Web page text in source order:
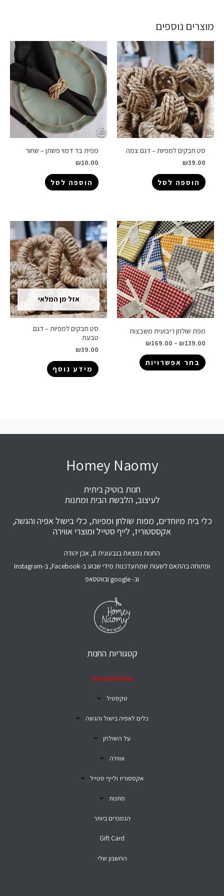
מוצרים נוספים
סט חבקים למפיות – דגם צמה
₪39.00
הוספה לסל
מפית בד דמוי פשתן – שחור
₪10.00
הוספה לסל
מפת שולחן ריבועית משבצות
₪139.00
–
₪169.00
בחר אפשרויות
אזל מן המלאי
סט חבקים למפיות – דגם
טבעת
₪39.00
מידע נוסף
Homey Naomy
חנות בוטיק ביתית
לעיצוב, הלבשת הבית ומתנות
כלי בית מיוחדים, מפות שולחן ומפיות, כלי בישול אפיה והגשה,
אקססטוריז, לייף סטייל ומוצרי אווירה
החנות נמצאת בגבעונית 8, אבן יהודה
ופתוחה בהתאם לשעות שמתעדכנות מידי שבוע ב-Facebook, ב-Instagram
וב- google ובווטסאפ
קטגוריות החנות
מתחדשים באביב
טקסטיל
כלים לאפיה בישול והגשה
על השולחן
אווירה
אקססוריז ולייף סטייל
מתנות
הנמכרים ביותר
Gift Card
החשבון שלי